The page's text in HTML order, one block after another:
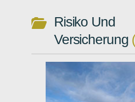
Risiko Und
Versicherung